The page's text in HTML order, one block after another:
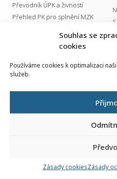
Souhlas se
cookies
Používáme cookies k optimalizaci
služeb.
Zásady cookiesZásady
Převodník ÚPK a živností
Přehled PK pro splnění MZK